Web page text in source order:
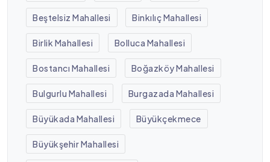
Beştelsiz Mahallesi Binkılıç Mahallesi
Birlik Mahallesi Bolluca Mahallesi
Bostancı Mahallesi Boğazköy Mahallesi
Bulgurlu Mahallesi Burgazada Mahallesi
Büyükada Mahallesi Büyükçekmece
Büyükşehir Mahallesi